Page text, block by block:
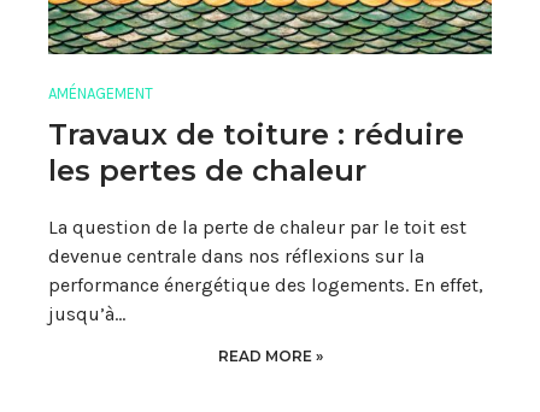
AMÉNAGEMENT
Travaux de toiture : réduire
les pertes de chaleur
La question de la perte de chaleur par le toit est
devenue centrale dans nos réflexions sur la
performance énergétique des logements. En effet,
jusqu’à…
READ MORE »